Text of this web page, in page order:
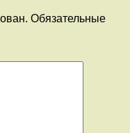
Обязательные